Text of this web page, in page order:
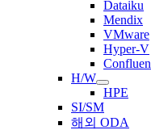
Dataiku
Mendix
VMware
Hyper-V
H/W
HPE
SI/SM
해외 ODA